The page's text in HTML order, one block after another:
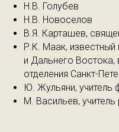
Н.В. Голубев
Н.В. Новоселов
В.Я. Карташев,
Р.К. Маак, известный
и Дальнего Востока,
отделения Санкт-
Ю. Жульяни, учитель
М. Васильев,